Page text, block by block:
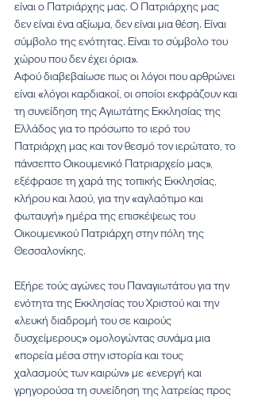
είναι ο Πατριάρχης μας. Ο Πατριάρχης μας
δεν είναι ένα αξίωμα, δεν είναι μια θέση. Είναι
σύμβολο της ενότητας. Είναι το σύμβολο του
χώρου που δεν έχει όρια».
Αφού διαβεβαίωσε πως οι λόγοι που αρθρώνει
είναι «λόγοι καρδιακοί, οι οποίοι εκφράζουν και
τη συνείδηση της Αγιωτάτης Εκκλησίας της
Ελλάδος για το πρόσωπο το ιερό του
Πατριάρχη μας και τον θεσμό τον ιερώτατο, το
πάνσεπτο Οικουμενικό Πατριαρχείο μας»,
εξέφρασε τη χαρά της τοπικής Εκκλησίας,
κλήρου και λαού, για την «αγλαότιμο και
φωταυγή» ημέρα της επισκέψεως του
Οικουμενικού Πατριάρχη στην πόλη της
Θεσσαλονίκης.
Εξήρε τούς αγώνες του Παναγιωτάτου για την
ενότητα της Εκκλησίας του Χριστού και την
«λευκή διαδρομή του σε καιρούς
δυσχείμερους» ομολογώντας συνάμα μια
«πορεία μέσα στην ιστορία και τους
χαλασμούς των καιρών» με «ενεργή και
γρηγορούσα τη συνείδηση της λατρείας προς